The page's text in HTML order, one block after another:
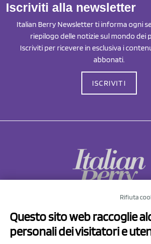
Iscriviti alla newsletter
Italian Berry Newsletter ti informa ogni
riepilogo delle notizie sul mondo dei
Iscriviti per ricevere in esclusiva i
abbonati.
ISCRIVITI
Via Prov.le Sassuolo Vignola
41057 Spilamberto (MO)
Rifiuta
Questo sito web raccoglie
personali dei visitatori e